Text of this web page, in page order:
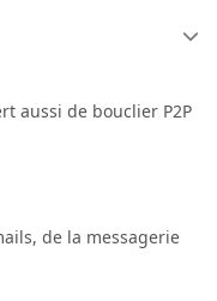
aussi de bouclier P2P
de la messagerie